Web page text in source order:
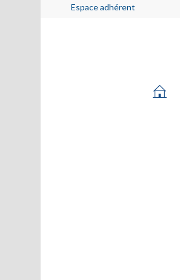
Espace adhérent